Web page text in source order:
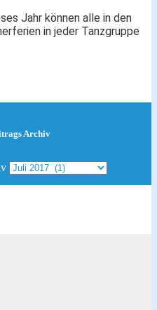
Jahr können alle in den
in jeder Tanzgruppe
Archiv